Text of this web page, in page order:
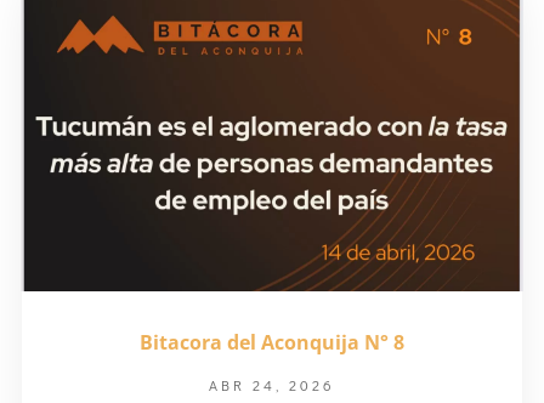
Bitacora del Aconquija N° 8
ABR 24, 2026